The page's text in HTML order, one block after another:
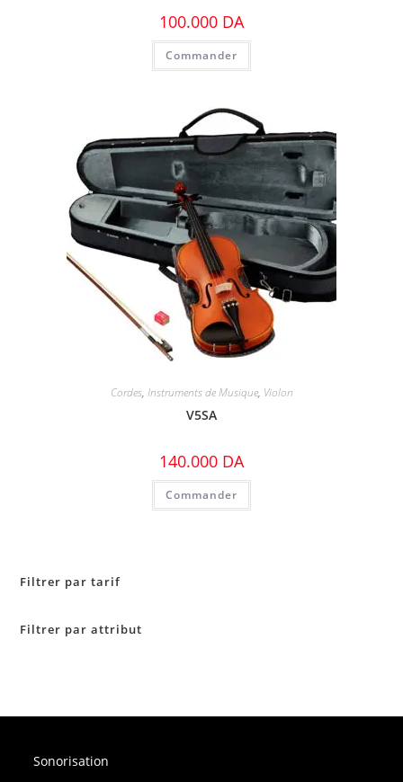
100.000 DA
Commander
Cordes, Instruments de Musique, Violon
V5SA
140.000 DA
Commander
Filtrer par tarif
Filtrer par attribut
Sonorisation